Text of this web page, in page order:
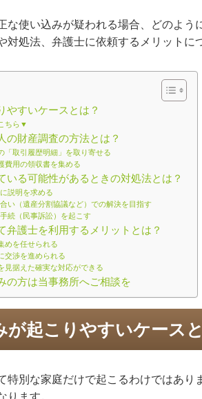
な使い込みが疑われる場合、どのよ
対処法、弁護士に依頼するメリットに
やすいケースとは？
ちら▼
の財産調査の方法とは？
「取引履歴明細」を取り寄せる
費用の領収書を集める
いる可能性があるときの対処法とは？
説明を求める
い（遺産分割協議など）での解決を目指す
続（民事訴訟）を起こす
弁護士を利用するメリットとは？
めを任せられる
交渉を進められる
見据えた確実な対応ができる
の方は当事務所へご相談を
が起こりやすいケース
特別な家庭だけで起こるわけではあり
ります。